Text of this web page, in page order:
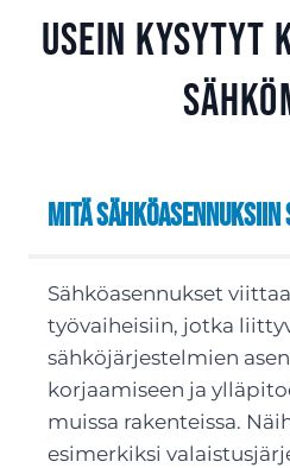
Usein kysytyt
Mitä
Sähköasennukset
työvaiheisiin, jotka
sähköjärjestelmien
korjaamiseen ja
muissa rakenteissa.
esimerkiksi